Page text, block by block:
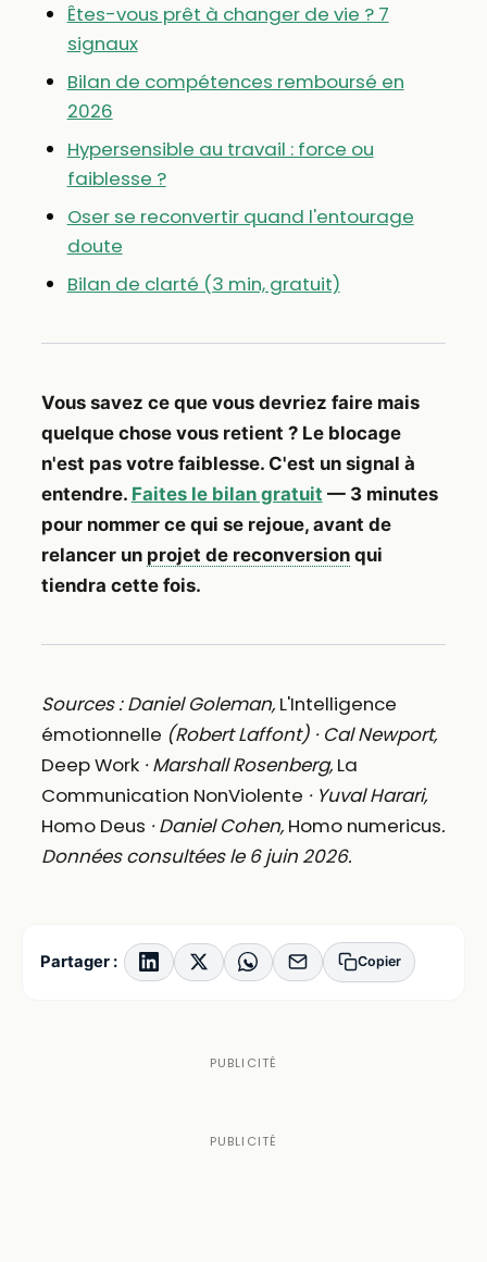
Êtes-vous prêt à changer de vie ? 7
signaux
Bilan de compétences remboursé en
2026
Hypersensible au travail : force ou
faiblesse ?
Oser se reconvertir quand l'entourage
doute
Bilan de clarté (3 min, gratuit)
Vous savez ce que vous devriez faire mais
quelque chose vous retient ? Le blocage
n'est pas votre faiblesse. C'est un signal à
entendre. Faites le bilan gratuit — 3 minutes
pour nommer ce qui se rejoue, avant de
relancer un projet de reconversionqui
tiendra cette fois.
Sources : Daniel Goleman, L'Intelligence
émotionnelle (Robert Laffont) · Cal Newport,
Deep Work· Marshall Rosenberg, La
Communication NonViolente · Yuval Harari,
Homo Deus · Daniel Cohen, Homo numericus.
Données consultées le 6 juin 2026.
Partager : Copier